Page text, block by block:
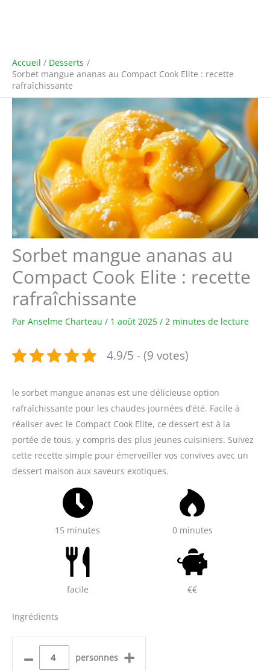
Accueil
Desserts
Sorbet mangue ananas au Compact Cook Elite : recette
rafraîchissante
Sorbet mangue ananas au
Compact Cook Elite : recette
rafraîchissante
Par Anselme Charteau / 1 août 2025 / 2 minutes de lecture
4.9/5 - (9 votes)
le sorbet mangue ananas est une délicieuse option
rafraîchissante pour les chaudes journées d’été. Facile à
réaliser avec le Compact Cook Elite, ce dessert est à la
portée de tous, y compris des plus jeunes cuisiniers. Suivez
cette recette simple pour émerveiller vos convives avec un
dessert maison aux saveurs exotiques.
15 minutes 0 minutes
facile €€
Ingrédients
– personnes +